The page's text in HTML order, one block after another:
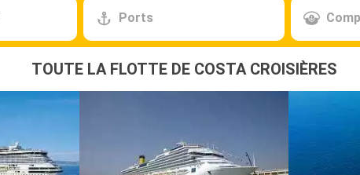
Ports
TOUTE LA FLOTTE DE COSTA CROISIÈRES